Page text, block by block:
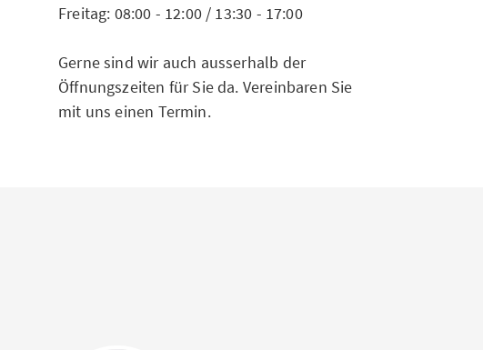
Freitag: 08:00 - 12:00 / 13:30 - 17:00
Gerne sind wir auch ausserhalb der
Öffnungszeiten für Sie da. Vereinbaren Sie
mit uns einen Termin.